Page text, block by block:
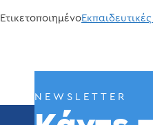
Ετικετοποιημένο
NEWSLETTER